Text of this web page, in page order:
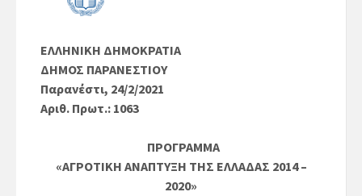
ΕΛΛΗΝΙΚΗ ΔΗΜΟΚΡΑΤΙΑ
ΔΗΜΟΣ ΠΑΡΑΝΕΣΤΙΟΥ
Παρανέστι, 24/2/2021
Αριθ. Πρωτ.: 1063
ΠΡΟΓΡΑΜΜΑ
«ΑΓΡΟΤΙΚΗ ΑΝΑΠΤΥΞΗ ΤΗΣ ΕΛΛΑΔΑΣ 2014 –
2020»